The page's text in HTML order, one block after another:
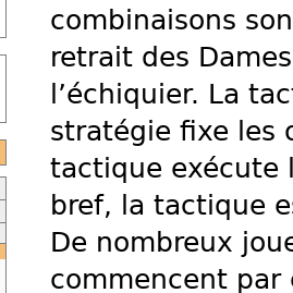
combinaisons
retrait des
l’échiquier. La
stratégie fixe les
tactique exécute
bref, la tactique
De nombreux
commencent par